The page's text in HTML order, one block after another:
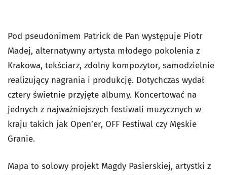
Pod pseudonimem Patrick de Pan występuje Piotr
Madej, alternatywny artysta młodego pokolenia z
Krakowa, tekściarz, zdolny kompozytor, samodzielnie
realizujący nagrania i produkcję. Dotychczas wydał
cztery świetnie przyjęte albumy. Koncertować na
jednych z najważniejszych festiwali muzycznych w
kraju takich jak Open’er, OFF Festiwal czy Męskie
Granie.
Mapa to solowy projekt Magdy Pasierskiej, artystki z